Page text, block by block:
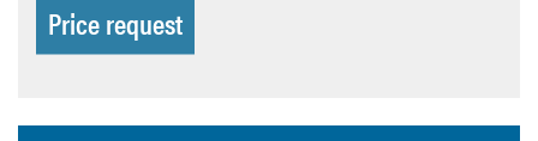
Price request